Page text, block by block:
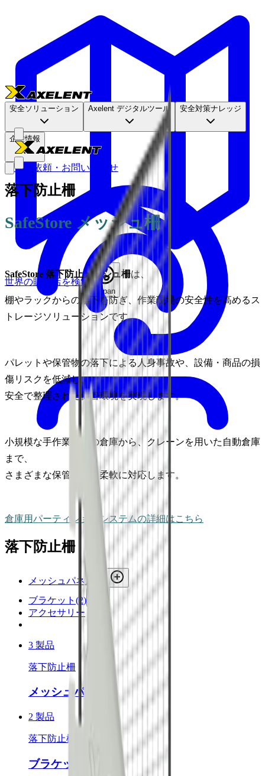
世界の販売店を検索
Japan
安全ソリューション Axelent デジタルツール 安全対策ナレッジ
企業情報
見積依頼・お問い合わせ
落下防止柵
SafeStore メッシュ柵
SafeStore 落下防止メッシュ柵は、
棚やラックからの落下を防ぎ、作業現場の安全性を高めるス
トレージソリューションです。
パレットや保管物の落下による人身事故や、設備・商品の損
傷リスクを低減し、
安全で整理された保管環境を実現します。
小規模な手作業中心の倉庫から、クレーンを用いた自動倉庫
まで、
さまざまな保管環境に柔軟に対応します。
倉庫用パーティションシステムの詳細はこちら
落下防止柵
メッシュパネル
ブラケット ( 2)
アクセサリー
3 製品
落下防止柵
メッシュパネル
2 製品
落下防止柵
ブラケット